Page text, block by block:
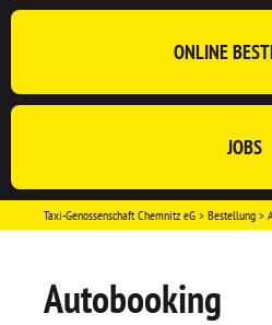
ONLINE
JOBS
Taxi-Genossenschaft Chemnitz eG Bestellung
Autobooking